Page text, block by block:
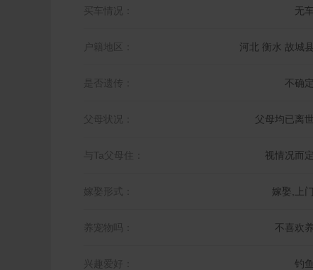
买车情况： 无车
户籍地区： 河北 衡水 故城县
是否遗传： 不确定
父母状况： 父母均已离世
与Ta父母住： 视情况而定
嫁娶形式： 嫁娶,上门
养宠物吗： 不喜欢养
兴趣爱好： 钓鱼